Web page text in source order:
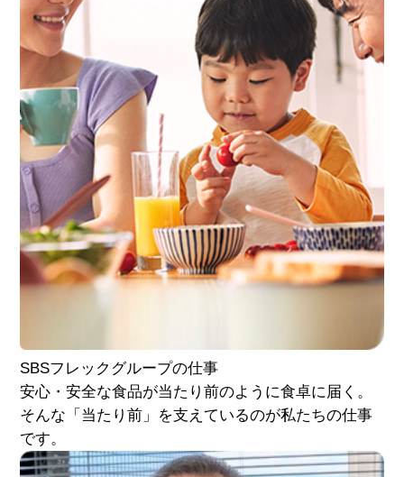
SBSフレック グループの仕事
安心・安全な食品が当たり前のように食卓に届く。
そんな「当たり前」を支えているのが私たちの仕事
です。